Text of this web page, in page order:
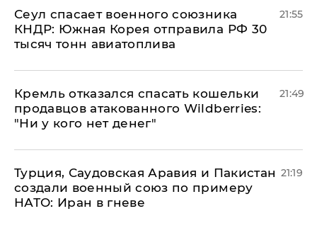
​Сеул спасает военного союзника
КНДР: Южная Корея отправила РФ 30
тысяч тонн авиатоплива
21:55
Кремль отказался спасать кошельки
продавцов атакованного Wildberries:
"Ни у кого нет денег"
21:49
Турция, Саудовская Аравия и Пакистан
создали военный союз по примеру
НАТО: Иран в гневе
21:19